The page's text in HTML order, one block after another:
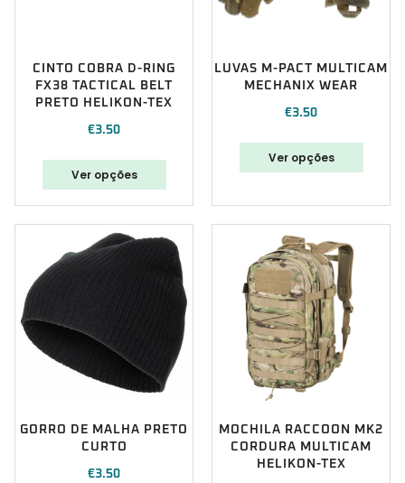
CINTO COBRA D-RING
FX38 TACTICAL BELT
PRETO HELIKON-TEX
€3.50
Ver opções
LUVAS M-PACT MULTICAM
MECHANIX WEAR
€3.50
Ver opções
GORRO DE MALHA PRETO
CURTO
€3.50
MOCHILA RACCOON MK2
CORDURA MULTICAM
HELIKON-TEX